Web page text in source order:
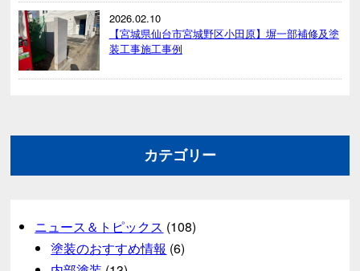
2026.02.10
【宮城県仙台市宮城野区小田原】塀一部補修及塗
装工事施工事例
カテゴリー
ニュース＆トピックス (108)
塗装のおすすめ情報 (6)